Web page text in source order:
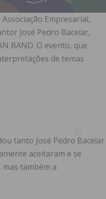
Empresarial,
José Pedro Bacelar,
BAND. O evento, que
de temas
tanto José Pedro Bacelar
aceitaram e se
também a